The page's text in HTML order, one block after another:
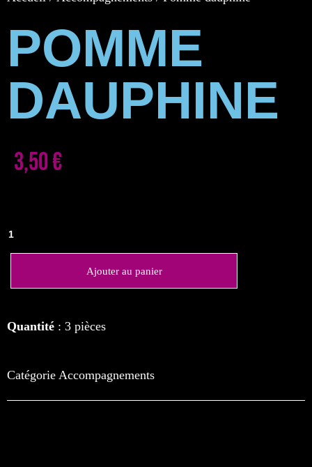
POMME
DAUPHINE
3,50€
Ajouter au panier
Quantité : 3 pièces
Catégorie Accompagnements